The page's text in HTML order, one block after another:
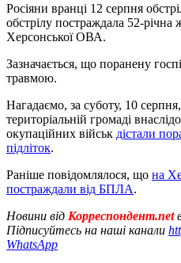
Росіяни вранці 12 серпня
обстрілу постраждала 52-річна
Херсонської ОВА.
Зазначається, що поранену
травмою.
Нагадаємо, за суботу, 10
територіальній громаді
окупаційних військ дістали
підліток.
Раніше повідомлялося, що на
постраждали від БПЛА.
Новини від Корреспондент.net
Підписуйтесь на наші канали
WhatsApp